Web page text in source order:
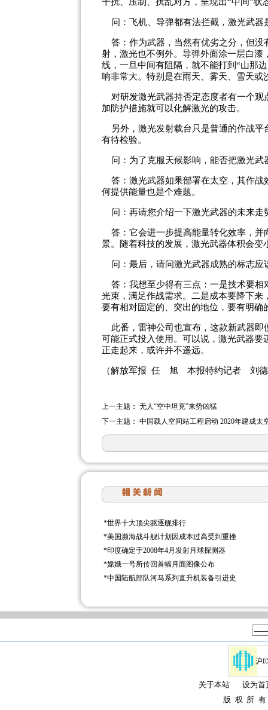
问：飞机、导弹都有法拦截，激光武器
答：作为武器，当然有优劣之分，但没
射，激光也不例外。导弹外面涂一层白
线，一旦中间有阻隔，就不能打到“山那
响非常大。特别是在雨天、雾天、雪天
对研发激光武器持否定态度者有一个观
加防护措施就可以化解激光的攻击。
另外，激光发射载台只是普通的作战平
有待检验。
问：为了克服天候影响，能否把激光武
答：激光武器如果部署在太空，其作战
何提供能量也是个难题。
问：再请您介绍一下激光武器的未来走
答：它会进一步提高能量转化效率，并
景。随着科技的发展，激光武器体积会
问：最后，请问激光武器成熟的标志应
答：我想至少得有三点：一是技术要相
光束，满足作战需求。二是成本要降下
要有相对固定的、突出的地位，要有明
此番，雷神公司也宣布，这款新武器即
可能正式投入使用。可以说，激光武器
正走起来，或许并不遥远。
（解放军报 任 旭 本报特约记者 刘
上一主题： 无人“空中坦克”来势凶猛
下一主题： 中国载人空间站工程启动 2020年建成太
*世界十大顶尖驱逐舰排行
*美国濒海战斗舰计划因成本过高受到重挫
*印度确定于2008年4月发射月球探测器
*嫦娥一号所传回首幅月面图像公布
*中国陆航部队河马系列直升机装备引进史